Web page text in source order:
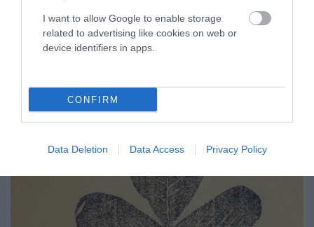
I want to allow Google to enable storage
related to advertising like cookies on web or
device identifiers in apps.
CONFIRM
Data Deletion Data Access Privacy Policy
28.04.2026 ΠΟΔΟΣΦΑΙΡΟ ΑΚΡΩΤΗΡΙΑΣΜΕΝΩΝ
ΤΕΛΕΥΤΑΙΑ ΝΕΑ